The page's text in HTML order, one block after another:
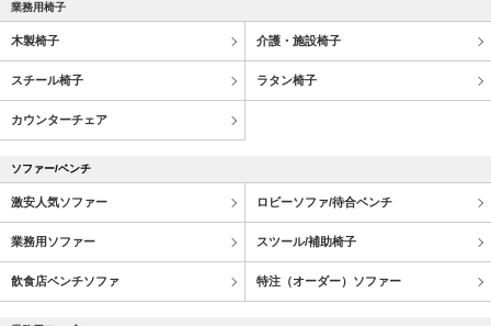
業務用椅子
木製椅子 介護・施設椅子
スチール椅子 ラタン椅子
カウンターチェア
ソファー/ベンチ
激安人気ソファー ロビーソファ/待合ベンチ
業務用ソファー スツール/補助椅子
飲食店ベンチソファ 特注（オーダー）ソファー